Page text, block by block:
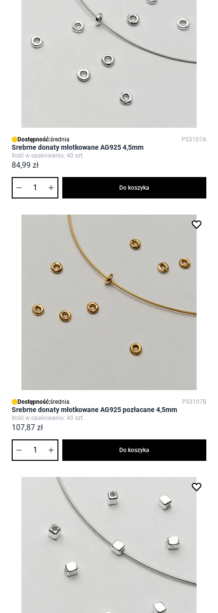
Dostępność:średnia PS3107A
Srebrne donaty młotkowane AG925 4,5mm
Ilość w opakowaniu: 40 szt.
84,99 zł
Do koszyka
Dostępność:średnia PS3107B
Srebrne donaty młotkowane AG925 pozłacane 4,5mm
Ilość w opakowaniu: 40 szt.
107,87 zł
Do koszyka